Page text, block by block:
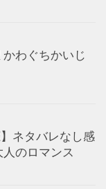
わぐちかいじ
ネタバレなし感
のロマンス